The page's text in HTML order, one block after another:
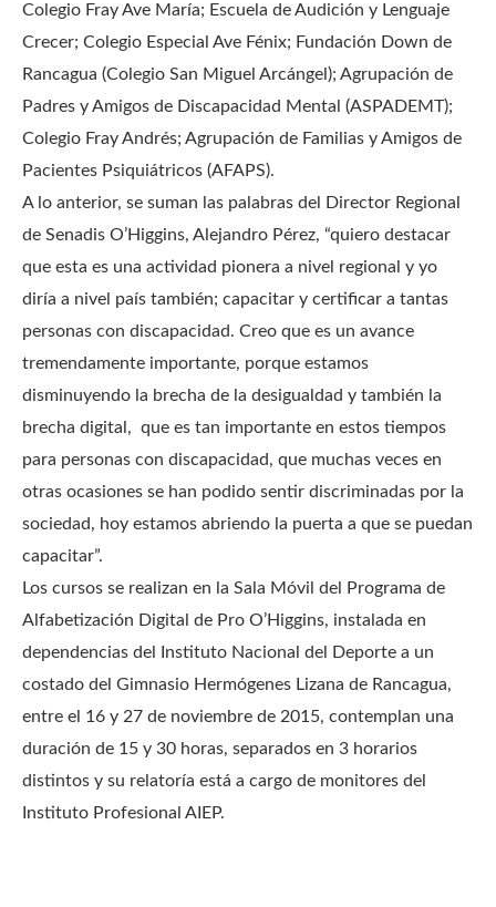
Colegio Fray Ave María; Escuela de Audición y Lenguaje
Crecer; Colegio Especial Ave Fénix; Fundación Down de
Rancagua (Colegio San Miguel Arcángel); Agrupación de
Padres y Amigos de Discapacidad Mental (ASPADEMT);
Colegio Fray Andrés; Agrupación de Familias y Amigos de
Pacientes Psiquiátricos (AFAPS).
A lo anterior, se suman las palabras del Director Regional
de Senadis O’Higgins, Alejandro Pérez, “quiero destacar
que esta es una actividad pionera a nivel regional y yo
diría a nivel país también; capacitar y certificar a tantas
personas con discapacidad. Creo que es un avance
tremendamente importante, porque estamos
disminuyendo la brecha de la desigualdad y también la
brecha digital, que es tan importante en estos tiempos
para personas con discapacidad, que muchas veces en
otras ocasiones se han podido sentir discriminadas por la
sociedad, hoy estamos abriendo la puerta a que se puedan
capacitar”.
Los cursos se realizan en la Sala Móvil del Programa de
Alfabetización Digital de Pro O’Higgins, instalada en
dependencias del Instituto Nacional del Deporte a un
costado del Gimnasio Hermógenes Lizana de Rancagua,
entre el 16 y 27 de noviembre de 2015, contemplan una
duración de 15 y 30 horas, separados en 3 horarios
distintos y su relatoría está a cargo de monitores del
Instituto Profesional AIEP.